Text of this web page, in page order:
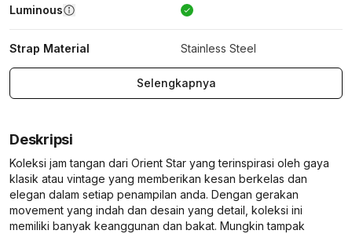
Luminous
Strap Material Stainless Steel
Selengkapnya
Deskripsi
Koleksi jam tangan dari Orient Star yang terinspirasi oleh gaya
klasik atau vintage yang memberikan kesan berkelas dan
elegan dalam setiap penampilan anda. Dengan gerakan
movement yang indah dan desain yang detail, koleksi ini
memiliki banyak keanggunan dan bakat. Mungkin tampak